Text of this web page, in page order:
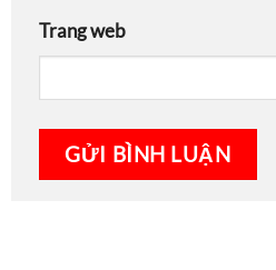
Trang web